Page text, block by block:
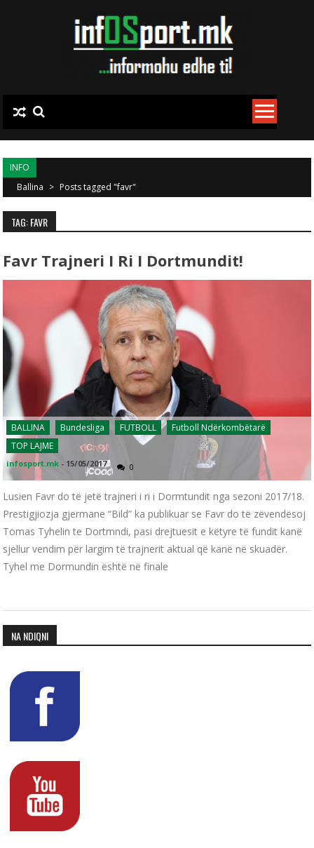
INFO
Ballina > Posts tagged "favr"
TAG: FAVR
Favr Trajneri I Ri I Dortmundit!
BALLINA Bundesliga FUTBOLL
Futboll Ndërkombëtarë
TOP LAJME
infosport.mk - 15/05/2017 0
Lusien Favr do të jetë trajneri i ri i Dormtundit nga sezoni 2017/18.
Prestigjiozja gjermane “Bild” ka publikuar se Favr do të zëvendësoj
Tomas Tyhelin te Dortmndi, pasi drejtuesit e këtyre të fundit kanë
sjellur vendim për largim të trajnerit aktual që kanë në skuadër.
Tyhel me Dormundin është në finale
NA NDIQNI